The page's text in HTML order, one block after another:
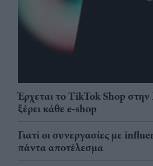
Έρχεται το TikTok Shop
ξέρει κάθε e-shop
Γιατί οι συνεργασίες με
πάντα αποτέλεσμα